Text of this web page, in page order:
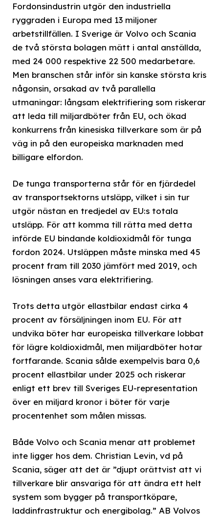
Fordonsindustrin utgör den industriella
ryggraden i Europa med 13 miljoner
arbetstillfällen. I Sverige är Volvo och Scania
de två största bolagen mätt i antal anställda,
med 24 000 respektive 22 500 medarbetare.
Men branschen står inför sin kanske största kris
någonsin, orsakad av två parallella
utmaningar: långsam elektrifiering som riskerar
att leda till miljardböter från EU, och ökad
konkurrens från kinesiska tillverkare som är på
väg in på den europeiska marknaden med
billigare elfordon.
De tunga transporterna står för en fjärdedel
av transportsektorns utsläpp, vilket i sin tur
utgör nästan en tredjedel av EU:s totala
utsläpp. För att komma till rätta med detta
införde EU bindande koldioxidmål för tunga
fordon 2024. Utsläppen måste minska med 45
procent fram till 2030 jämfört med 2019, och
lösningen anses vara elektrifiering.
Trots detta utgör ellastbilar endast cirka 4
procent av försäljningen inom EU. För att
undvika böter har europeiska tillverkare lobbat
för lägre koldioxidmål, men miljardböter hotar
fortfarande. Scania sålde exempelvis bara 0,6
procent ellastbilar under 2025 och riskerar
enligt ett brev till Sveriges EU-representation
över en miljard kronor i böter för varje
procentenhet som målen missas.
Både Volvo och Scania menar att problemet
inte ligger hos dem. Christian Levin, vd på
Scania, säger att det är ”djupt orättvist att vi
tillverkare blir ansvariga för att ändra ett helt
system som bygger på transportköpare,
laddinfrastruktur och energibolag.” AB Volvos